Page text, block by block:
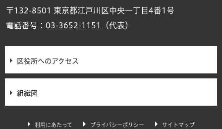
〒132-8501 東京都江戸川区中央一丁目4番1号
電話番号： 03-3652-1151 （代表）
区役所へのアクセス
組織図
利用にあたって プライバシーポリシー サイトマップ